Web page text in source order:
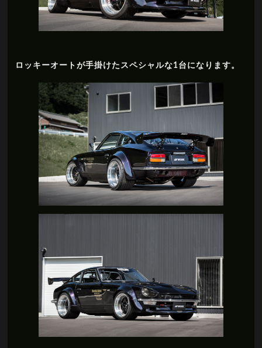
ロッキーオートが手掛けたスペシャルな1台になります。